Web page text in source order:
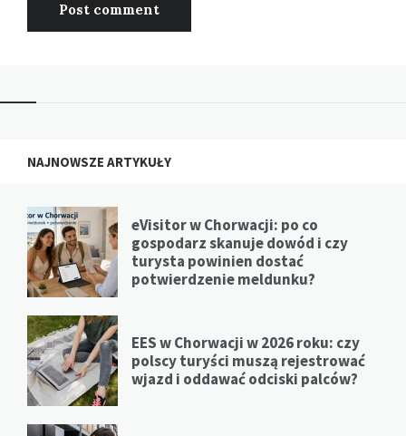
NAJNOWSZE ARTYKUŁY
eVisitor w Chorwacji: po co
gospodarz skanuje dowód i czy
turysta powinien dostać
potwierdzenie meldunku?
EES w Chorwacji w 2026 roku: czy
polscy turyści muszą rejestrować
wjazd i oddawać odciski palców?